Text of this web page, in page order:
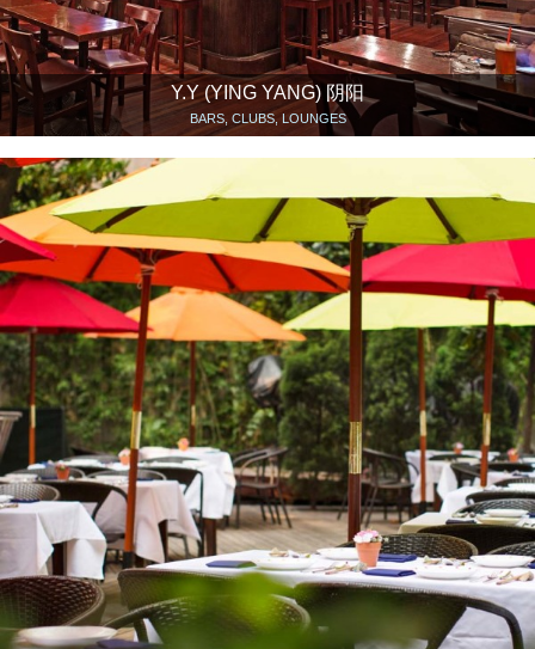
Y.Y (YING YANG) 阴阳
BARS, CLUBS, LOUNGES